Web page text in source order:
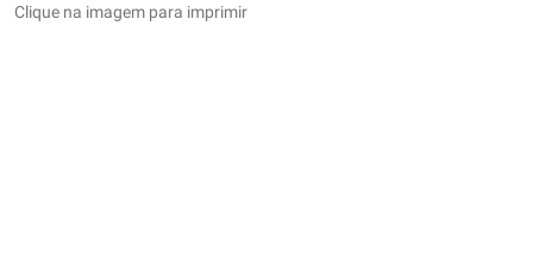
Clique na imagem para imprimir